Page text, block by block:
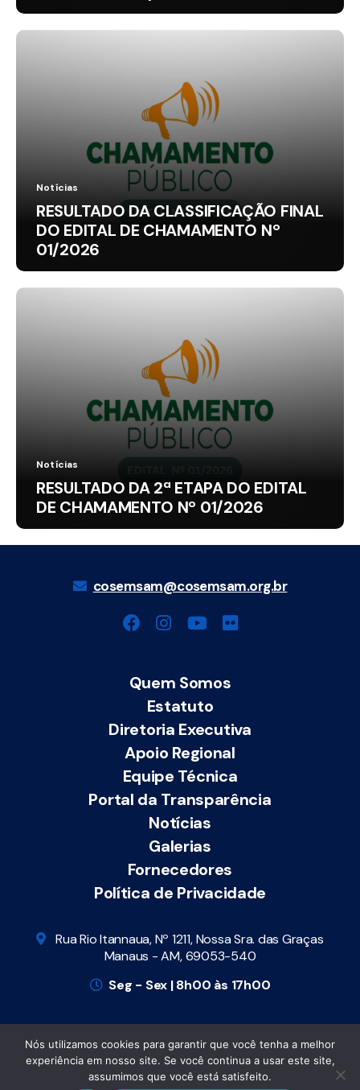
Notícias
RESULTADO DA CLASSIFICAÇÃO FINAL
DO EDITAL DE CHAMAMENTO Nº
01/2026
Notícias
RESULTADO DA 2ª ETAPA DO EDITAL
DE CHAMAMENTO Nº 01/2026
cosemsam@cosemsam.org.br
Quem Somos
Estatuto
Diretoria Executiva
Apoio Regional
Equipe Técnica
Portal da Transparência
Notícias
Galerias
Fornecedores
Política de Privacidade
Rua Rio Itannaua, Nº 1211, Nossa Sra. das Graças
Manaus - AM, 69053-540
Seg - Sex | 8h00 às 17h00
Todos os direitos reservados© Cosems-AM |
Conselho de Secretários Municipais de Saúde do
Amazonas – 2026
Nós utilizamos cookies para garantir que você tenha a melhor
experiência em nosso site. Se você continua a usar este site,
assumimos que você está satisfeito.